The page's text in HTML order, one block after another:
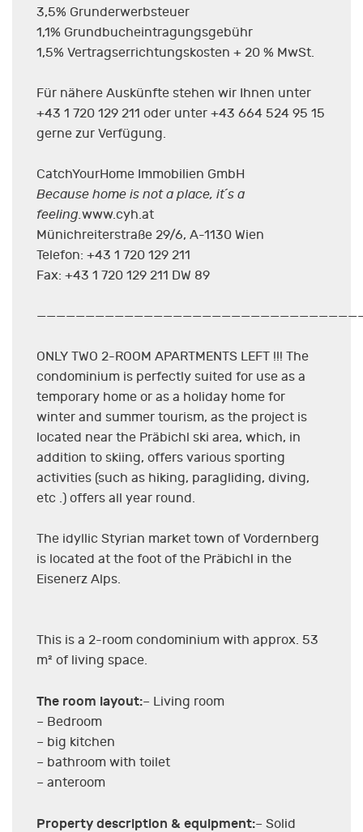
3,5% Grunderwerbsteuer
1,1% Grundbucheintragungsgebühr
1,5% Vertragserrichtungskosten + 20 % MwSt.
Für nähere Auskünfte stehen wir Ihnen unter
+43 1 720 129 211 oder unter +43 664 524 95 15
gerne zur Verfügung.
CatchYourHome Immobilien GmbH
Because home is not a place, it´s a
feeling.www.cyh.at
Münichreiterstraße 29/6, A-1130 Wien
Telefon: +43 1 720 129 211
Fax: +43 1 720 129 211 DW 89
ONLY TWO 2-ROOM APARTMENTS LEFT !!! The
condominium is perfectly suited for use as a
temporary home or as a holiday home for
winter and summer tourism, as the project is
located near the Präbichl ski area, which, in
addition to skiing, offers various sporting
activities (such as hiking, paragliding, diving,
etc .) offers all year round.
The idyllic Styrian market town of Vordernberg
is located at the foot of the Präbichl in the
Eisenerz Alps.
This is a 2-room condominium with approx. 53
m² of living space.
The room layout:– Living room
– Bedroom
– big kitchen
– bathroom with toilet
– anteroom
Property description & equipment:– Solid